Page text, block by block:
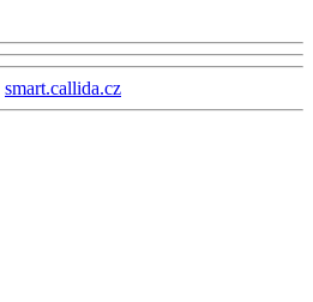
smart.callida.cz